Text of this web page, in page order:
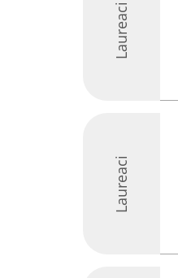
Laureaci
Laureaci